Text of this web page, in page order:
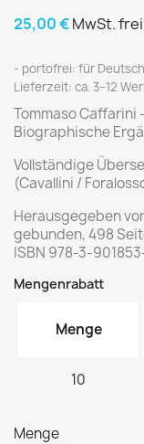
25,00 €MwSt. frei
portofrei: für
Lieferzeit: ca. 3–12
Tommaso Caffarini
Biographische
Vollständige
(Cavallini /
Herausgegeben
gebunden, 498
ISBN 978-3-
Mengenrabatt
Menge
10
Menge